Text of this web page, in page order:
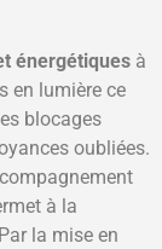
énergétiques à
en lumière ce
blocages
oubliées.
à la
la mise en